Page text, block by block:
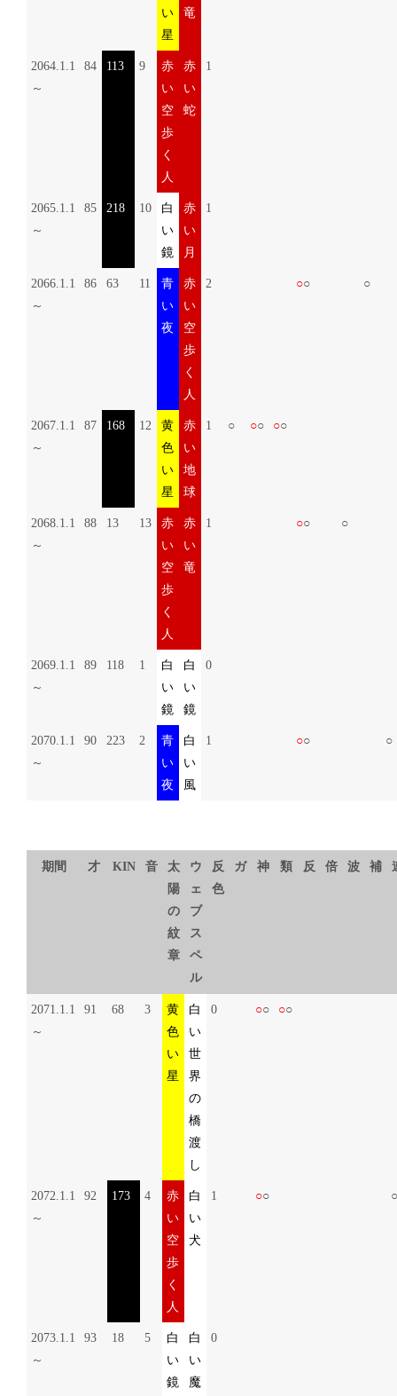
い
星
竜
2064.1.1
～
84 113 9
赤
い
空
歩
く
人
赤
い
蛇
1
2065.1.1
～
85 218 10
白
い
鏡
赤
い
月
1
2066.1.1
～
86 63 11
青
い
夜
赤
い
空
歩
く
人
2 ○○ ○
2067.1.1
～
87 168 12
黄
色
い
星
赤
い
地
球
1 ○ ○○ ○○
2068.1.1
～
88 13 13
赤
い
空
歩
く
人
赤
い
竜
1 ○○ ○
2069.1.1
～
89 118 1
白
い
鏡
白
い
鏡
0
2070.1.1
～
90 223 2
青
い
夜
白
い
風
1 ○○ ○
期間 才 KIN 音
太
陽
の
紋
章
ウ
ェ
ブ
ス
ペ
ル
反
色
ガ 神 類 反 倍 波 補
2071.1.1
～
91 68 3
黄
色
い
星
白
い
世
界
の
橋
渡
し
0 ○○ ○○
2072.1.1
～
92 173 4
赤
い
空
歩
く
人
白
い
犬
1 ○○ ○
2073.1.1
～
93 18 5
白
い
鏡
白
い
魔
0